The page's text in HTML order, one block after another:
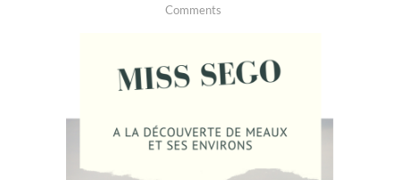
Comments